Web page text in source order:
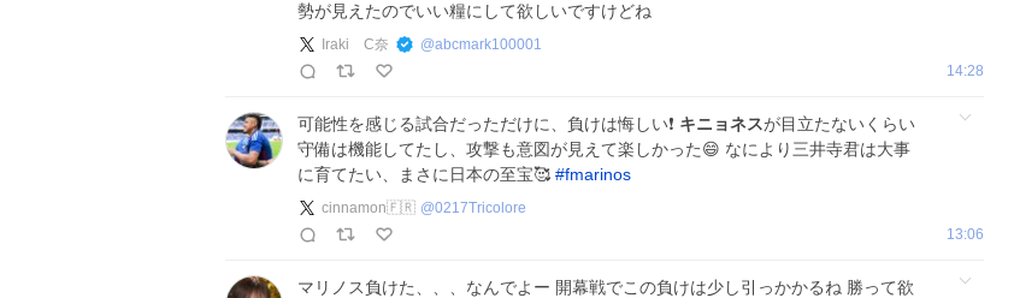
勢が見えたのでいい糧にして欲しいですけどね
Iraki C奈 @abcmark100001
14:28
可能性を感じる試合だっただけに、負けは悔しい❗️ キニョネスが目立たないくらい
守備は機能してたし、攻撃も意図が見えて楽しかった😄 なにより三井寺君は大事
に育てたい、まさに日本の至宝🥰 #fmarinos
cinnamon🇫🇷 @0217Tricolore
13:06
マリノス負けた、、、なんでよー 開幕戦でこの負けは少し引っかかるね 勝って欲